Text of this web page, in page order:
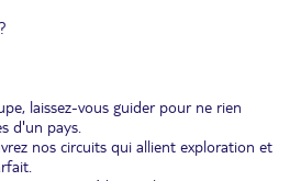
laissez-vous guider pour ne rien
d'un pays.
nos circuits qui allient exploration et